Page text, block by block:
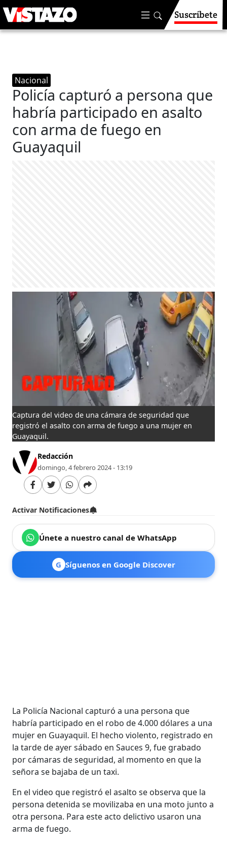
Suscríbete
Nacional
Policía capturó a persona que
habría participado en asalto
con arma de fuego en
Guayaquil
Captura del video de una cámara de seguridad que
registró el asalto con arma de fuego a una mujer en
Guayaquil.
Redacción
domingo, 4 febrero 2024 - 13:19
Activar Notificaciones
Únete a nuestro canal de WhatsApp
G Síguenos en Google Discover
La Policía Nacional capturó a una persona que
habría participado en el robo de 4.000 dólares a una
mujer en Guayaquil. El hecho violento, registrado en
la tarde de ayer sábado en Sauces 9, fue grabado
por cámaras de seguridad, al momento en que la
señora se bajaba de un taxi.
En el video que registró el asalto se observa que la
persona detenida se movilizaba en una moto junto a
otra persona. Para este acto delictivo usaron una
arma de fuego.